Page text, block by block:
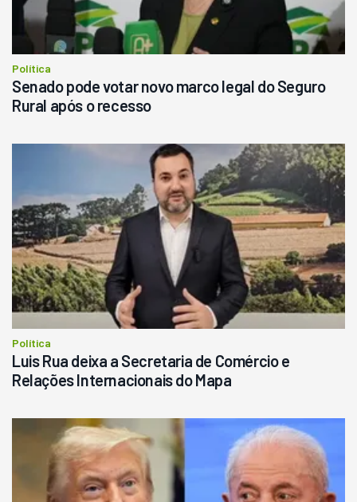
Consultar
Política
Senado pode votar novo marco legal do Seguro
Rural após o recesso
Política
Luis Rua deixa a Secretaria de Comércio e
Relações Internacionais do Mapa